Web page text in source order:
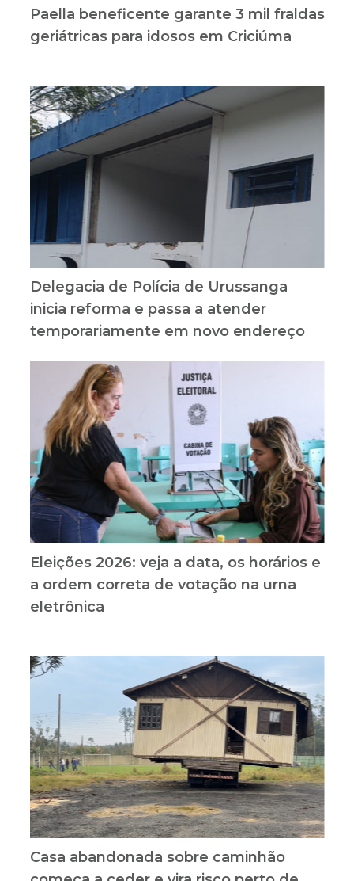
Paella beneficente garante 3 mil fraldas
geriátricas para idosos em Criciúma
Delegacia de Polícia de Urussanga
inicia reforma e passa a atender
temporariamente em novo endereço
Eleições 2026: veja a data, os horários e
a ordem correta de votação na urna
eletrônica
Casa abandonada sobre caminhão